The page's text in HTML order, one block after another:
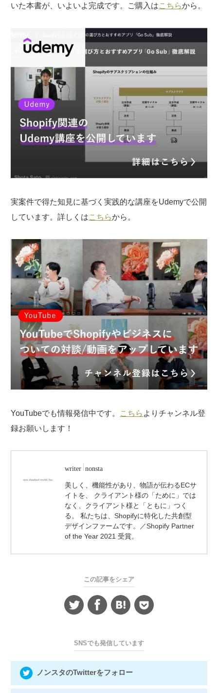
いた本書が、いよいよ完成です。ご購入はこちらから。
実案件で得た知見に基づく実践的な講座をUdemyで公開
しています。詳しくはこちらから。
YouTubeでも情報発信中です。 こちら よりチャンネル登
録お願いします！
writer nonsta
美しく、機能性があり、物語が伝わるECサ
イトを、 クライアント様の「ために」では
なく、クライアント様と「ともに」つく
る。 私たちは、Shopifyに特化した共創型
デザインファームです。／Shopify Partner
of the Year 2021 受賞。
この記事をシェア
SNSでも発信しています
ノンスタのTwitterをフォロー